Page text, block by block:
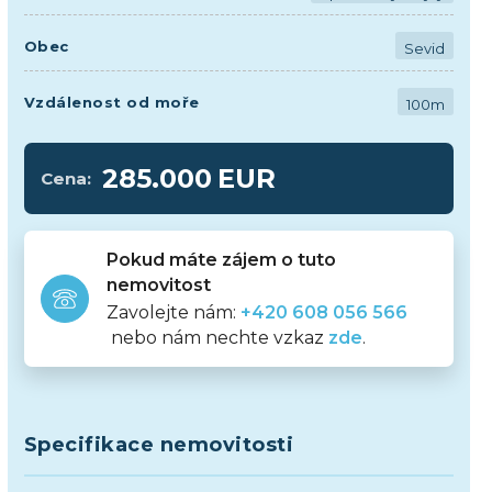
Obec Sevid
Vzdálenost od moře 100m
Cena: 285.000 EUR
Pokud máte zájem o tuto
nemovitost
Zavolejte nám: +420 608 056 566
nebo nám nechte vzkaz zde.
Specifikace nemovitosti